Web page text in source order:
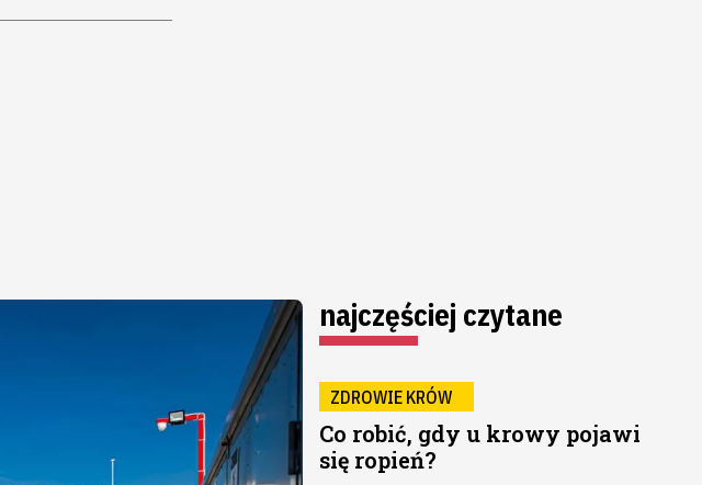
najczęściej czytane
ZDROWIE KRÓW
Co robić, gdy u krowy pojawi
się ropień?